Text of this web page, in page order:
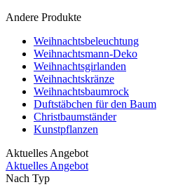
Andere Produkte
Weihnachtsbeleuchtung
Weihnachtsmann-Deko
Weihnachtsgirlanden
Weihnachtskränze
Weihnachtsbaumrock
Duftstäbchen für den Baum
Christbaumständer
Kunstpflanzen
Aktuelles Angebot
Aktuelles Angebot
Nach Typ